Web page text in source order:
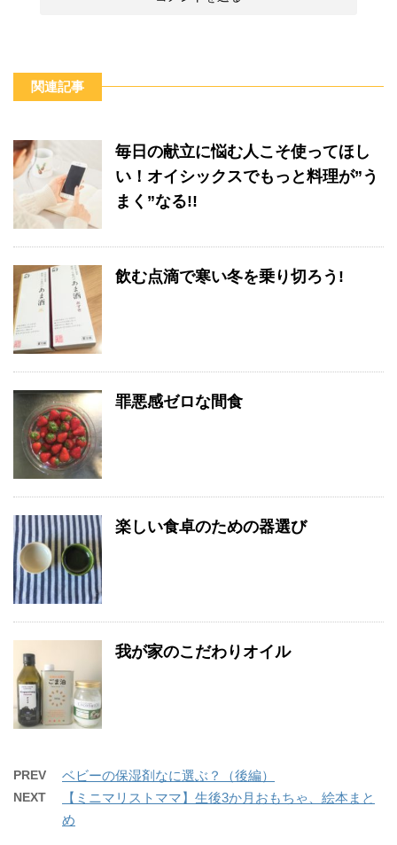
関連記事
毎日の献立に悩む人こそ使ってほし
い！オイシックスでもっと料理が”う
まく”なる!!
飲む点滴で寒い冬を乗り切ろう!
罪悪感ゼロな間食
楽しい食卓のための器選び
我が家のこだわりオイル
PREV ベビーの保湿剤なに選ぶ？（後編）
NEXT
【ミニマリストママ】生後3か月おもちゃ、絵本まと
め